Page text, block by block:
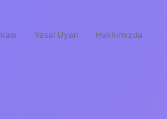
Yasal Uyarı Hakkımızda